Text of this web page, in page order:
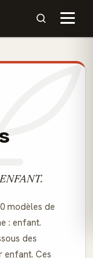
modèles de
: enfant.
des
enfant. Ces